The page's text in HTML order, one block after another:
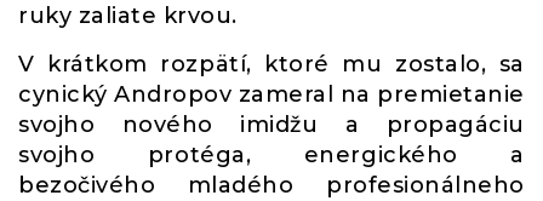
ruky zaliate krvou.
V krátkom rozpätí, ktoré mu zostalo, sa
cynický Andropov zameral na premietanie
svojho nového imidžu a propagáciu
svojho protéga, energického a
bezočivého mladého profesionálneho